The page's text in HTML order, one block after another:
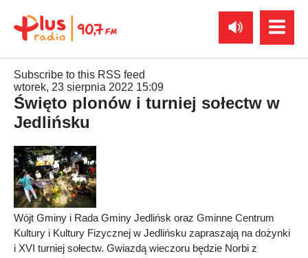
Subscribe to this RSS feed
wtorek, 23 sierpnia 2022 15:09
Święto plonów i turniej sołectw w
Jedlińsku
Wójt Gminy i Rada Gminy Jedlińsk oraz Gminne Centrum
Kultury i Kultury Fizycznej w Jedlińsku zapraszają na dożynki
i XVI turniej sołectw. Gwiazdą wieczoru będzie Norbi z